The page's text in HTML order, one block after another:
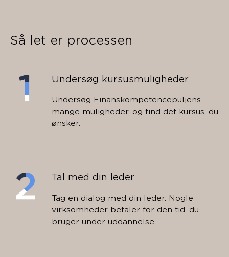
Så let er processen
Undersøg kursusmuligheder
Undersøg Finanskompetencepuljens
mange muligheder, og find det kursus, du
ønsker.
Tal med din leder
Tag en dialog med din leder. Nogle
virksomheder betaler for den tid, du
bruger under uddannelse.